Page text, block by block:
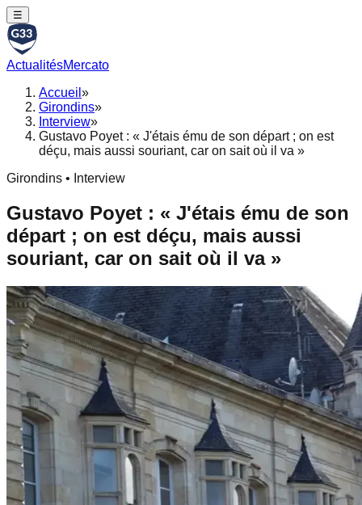
☰
ActualitésMercato
Accueil »
Girondins»
Interview»
Gustavo Poyet : « J'étais ému de son départ ; on est
déçu, mais aussi souriant, car on sait où il va »
Girondins • Interview
Gustavo Poyet : « J'étais ému de son
départ ; on est déçu, mais aussi
souriant, car on sait où il va »